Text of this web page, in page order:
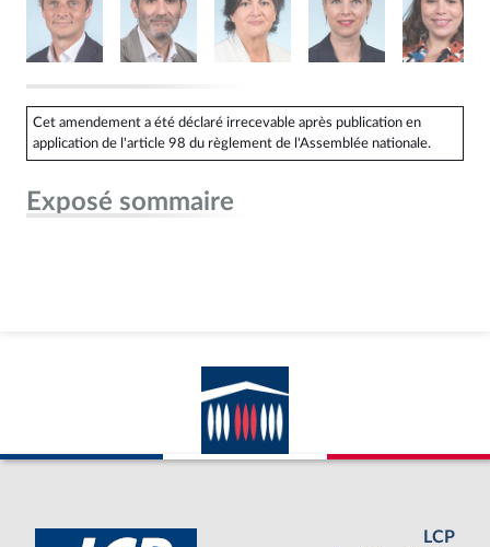
Cet amendement a été déclaré irrecevable après publication en
application de l'article 98 du règlement de l'Assemblée nationale.
Exposé sommaire
LCP